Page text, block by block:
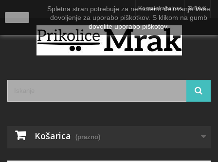
Prijava
Kontaktirajte nas
Košarica (prazno)
Spletna stran potrebuje za nemoteno delovanje Vaše
dovoljenje za uporabo piškotkov. S klikom na gumb
dovolite uporabo piškotov.